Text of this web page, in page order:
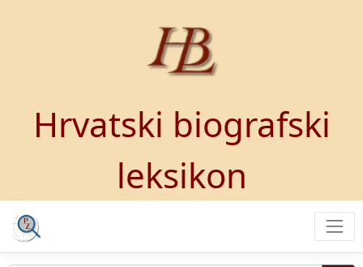
Hrvatski biografski
leksikon